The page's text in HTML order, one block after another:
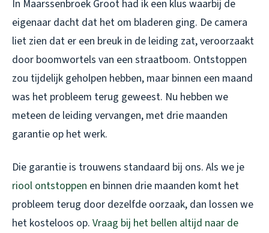
In Maarssenbroek Groot had ik een klus waarbij de
eigenaar dacht dat het om bladeren ging. De camera
liet zien dat er een breuk in de leiding zat, veroorzaakt
door boomwortels van een straatboom. Ontstoppen
zou tijdelijk geholpen hebben, maar binnen een maand
was het probleem terug geweest. Nu hebben we
meteen de leiding vervangen, met drie maanden
garantie op het werk.
Die garantie is trouwens standaard bij ons. Als we je
riool ontstoppen en binnen drie maanden komt het
probleem terug door dezelfde oorzaak, dan lossen we
het kosteloos op. Vraag bij het bellen altijd naar de